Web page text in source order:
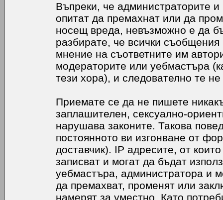
Въпреки, че администраторите
опитат да премахнат или да
носещ вреда, невъзможно е да
разбирате, че всички
мнение на съответните им
модераторите или уебмастъра
тези хора), и следователно те не
Приемате се да не пишете
заплашителен, сексуално-
нарушава законите. Такова
постоянното ви изгонване от
доставчик). IP адресите, от
записват и могат да бъдат
уебмастъра, администратора и
да премахват, променят или
намерят за уместно. Като